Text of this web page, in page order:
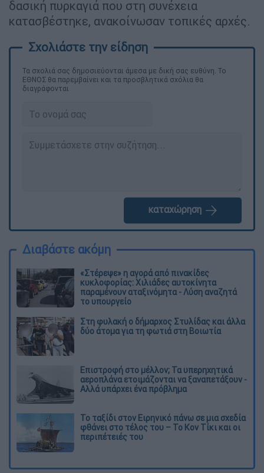
δασική πυρκαγιά που στη συνέχεια
κατασβέστηκε, ανακοίνωσαν τοπικές αρχές.
Τα σχολιά σας δημοσιεύονται άμεσα με δική σας ευθύνη. Το
ΕΘΝΟΣ θα παρεμβαίνει και τα προσβλητικά σχόλια θα
διαγράφονται
καταχώρηση
Διαβάστε ακόμη
«Στέρεψε» η αγορά από πινακίδες
κυκλοφορίας: Χιλιάδες αυτοκίνητα
παραμένουν αταξινόμητα - Λύση αναζητά
το υπουργείο
Στη φυλακή ο δήμαρχος Στυλίδας και άλλα
δύο άτομα για τη φωτιά στη Βοιωτία
Επιστροφή στο μέλλον; Τα υπερηχητικά
αεροπλάνα ετοιμάζονται να ξαναπετάξουν -
Αλλά υπάρχει ένα πρόβλημα
Το ταξίδι στον Ειρηνικό πάνω σε μια σχεδία
φθάνει στο τέλος του – Το Κον Τίκι και οι
περιπέτειές του